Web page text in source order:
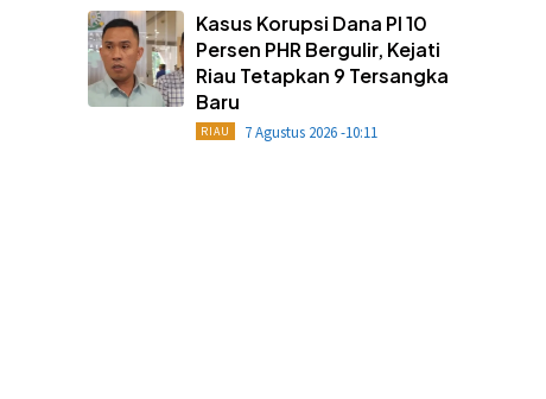
Kasus Korupsi Dana PI 10
Persen PHR Bergulir, Kejati
Riau Tetapkan 9 Tersangka
Baru
RIAU 7 Agustus 2026 -10:11